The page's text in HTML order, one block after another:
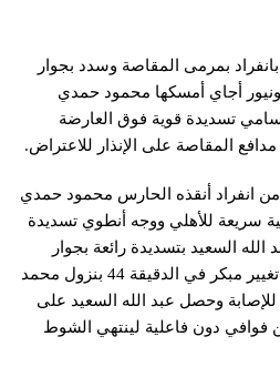
بمرمى المقاصة وسدد بجوار
أجاي أمسكها محمود حمدي
تسديدة قوية فوق العارضة
المقاصة على الإنذار للاعتراض.
من انفراد أنقذه الحارس محمود حمدي
سريعة للأهلي ووجه أنطوي تسديدة
السعيد بتسديدة رائعة بجوار
القائم ، واضطر الأهلي لإجراء تغيير مبكر في الدقيقة 44 بنزول محمد
وحصل عبد الله السعيد على
فوافي دون فاعلية لينتهي الشوط